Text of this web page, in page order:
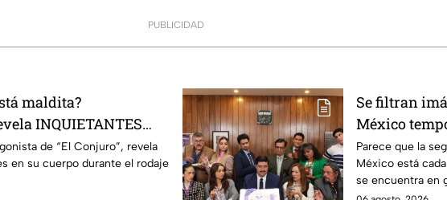
PUBLICIDAD
maldita?
INQUIETANTES
durante la
película
de “El Conjuro”, revela
en su cuerpo durante el rodaje
Se filtran
México
teorías entre
Parece que la
México está
se encuentra en
primeras